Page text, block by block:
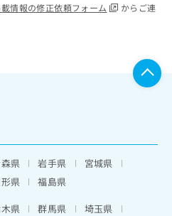
情報の修正依頼フォーム
からご連
県 岩手県
宮城県
県
福島県
県 群馬県
埼玉県